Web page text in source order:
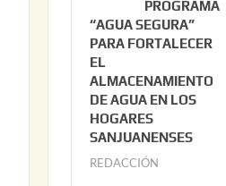
2
6
o
2
0
PROGRAMA
“AGUA SEGURA”
PARA FORTALECER
EL
ALMACENAMIENTO
DE AGUA EN LOS
HOGARES
SANJUANENSES
REDACCIÓN